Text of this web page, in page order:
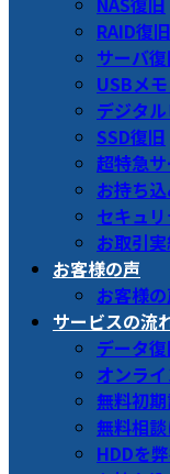
RAID復旧
サーバ
USBメ
デジタ
SSD復旧
超特急
お持ち
セキュ
お取引
お客様の声
お客様
サービスの流
データ
オンラ
無料初
無料相
HDDを